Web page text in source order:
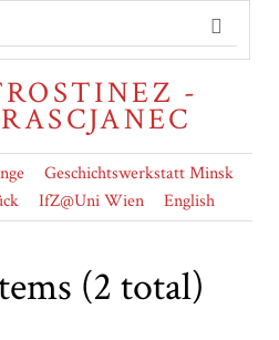
-
Geschichtswerkstatt Minsk
IfZ@Uni Wien English
(2 total)